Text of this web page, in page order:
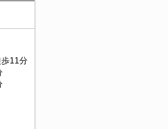
歩11分